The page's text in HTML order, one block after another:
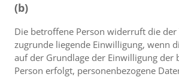
(b)
Die betroffene Person widerruft die
zugrunde liegende Einwilligung, wenn
auf der Grundlage der Einwilligung der
Person erfolgt, personenbezogene